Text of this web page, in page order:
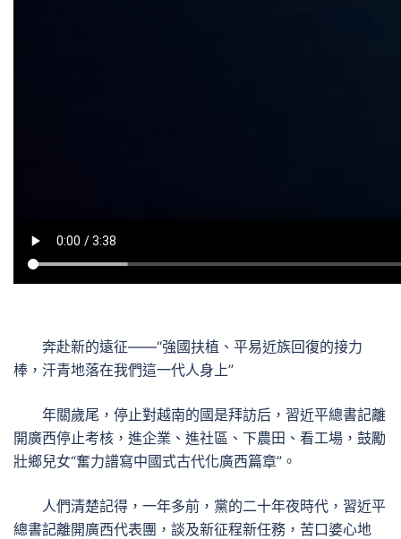
奔赴新的遠征——“強國扶植、平易近族回復的接力
棒，汗青地落在我們這一代人身上”
年關歲尾，停止對越南的國是拜訪后，習近平總書記離
開廣西停止考核，進企業、進社區、下農田、看工場，鼓勵
壯鄉兒女“奮力譜寫中國式古代化廣西篇章”。
人們清楚記得，一年多前，黨的二十年夜時代，習近平
總書記離開廣西代表團，談及新征程新任務，苦口婆心地